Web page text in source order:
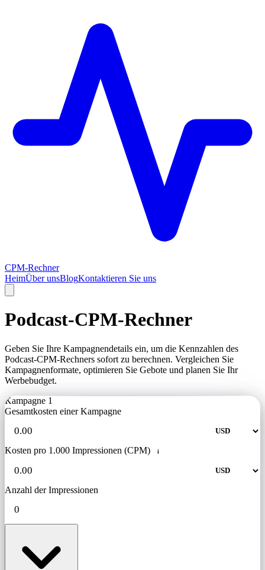
CPM-Rechner
HeimÜber unsBlogKontaktieren Sie uns
Podcast-CPM-Rechner
Geben Sie Ihre Kampagnendetails ein, um die Kennzahlen des
Podcast-CPM-Rechners sofort zu berechnen. Vergleichen Sie
Kampagnenformate, optimieren Sie Gebote und planen Sie Ihr
Werbebudget.
Kampagne 1
Gesamtkosten einer Kampagne
Kosten pro 1.000 Impressionen (CPM) i
Anzahl der Impressionen